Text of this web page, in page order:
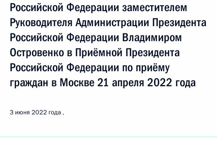
Российской Федерации заместителем
Руководителя Администрации Президента
Российской Федерации Владимиром
Островенко в Приёмной Президента
Российской Федерации по приёму
граждан в Москве 21 апреля 2022 года
3 июня 2022 года